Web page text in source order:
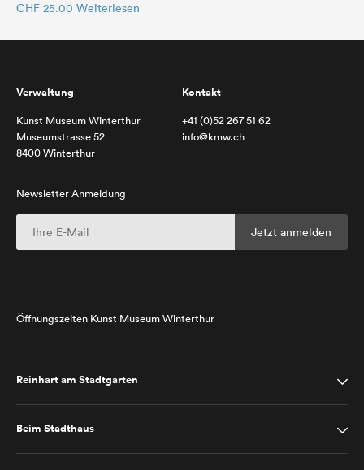
CHF 25.00 Weiterlesen
Verwaltung
Kunst Museum Winterthur
Museumstrasse 52
8400 Winterthur
Kontakt
+41 (0)52 267 51 62
info@kmw.ch
Newsletter Anmeldung
Öffnungszeiten Kunst Museum Winterthur
Reinhart am Stadtgarten
Beim Stadthaus